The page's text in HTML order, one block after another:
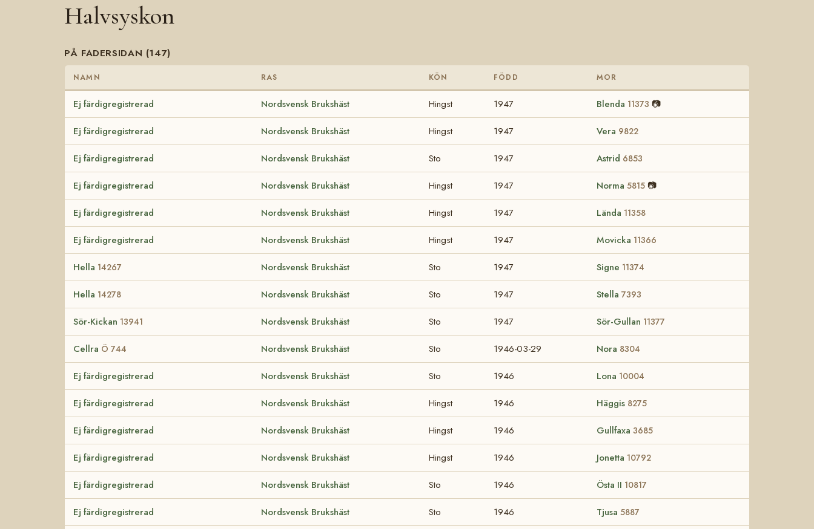
Halvsyskon
PÅ FADERSIDAN (147)
NAMN RAS KÖN FÖDD MOR
Ej färdigregistrerad Nordsvensk Brukshäst Hingst 1947 Blenda 11373 📷
Ej färdigregistrerad Nordsvensk Brukshäst Hingst 1947 Vera 9822
Ej färdigregistrerad Nordsvensk Brukshäst Sto 1947 Astrid 6853
Ej färdigregistrerad Nordsvensk Brukshäst Hingst 1947 Norma 5815 📷
Ej färdigregistrerad Nordsvensk Brukshäst Hingst 1947 Lända 11358
Ej färdigregistrerad Nordsvensk Brukshäst Hingst 1947 Movicka 11366
Hella 14267 Nordsvensk Brukshäst Sto 1947 Signe 11374
Hella 14278 Nordsvensk Brukshäst Sto 1947 Stella 7393
Sör-Kickan 13941 Nordsvensk Brukshäst Sto 1947 Sör-Gullan 11377
Cellra Ö 744 Nordsvensk Brukshäst Sto 1946-03-29 Nora 8304
Ej färdigregistrerad Nordsvensk Brukshäst Sto 1946 Lona 10004
Ej färdigregistrerad Nordsvensk Brukshäst Hingst 1946 Häggis 8275
Ej färdigregistrerad Nordsvensk Brukshäst Hingst 1946 Gullfaxa 3685
Ej färdigregistrerad Nordsvensk Brukshäst Hingst 1946 Jonetta 10792
Ej färdigregistrerad Nordsvensk Brukshäst Sto 1946 Östa II 10817
Ej färdigregistrerad Nordsvensk Brukshäst Sto 1946 Tjusa 5887